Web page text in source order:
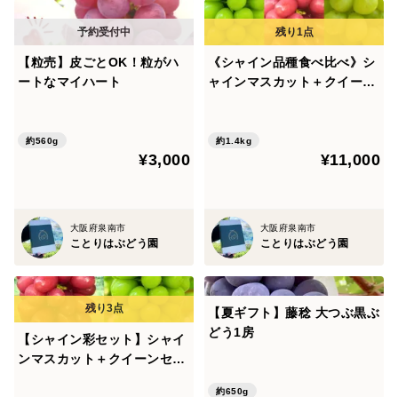
【粒売】皮ごとOK！粒がハ
ートなマイハート
約560g
¥3,000
大阪府泉南市
ことりはぶどう園
《シャイン品種食べ比べ》シ
ャインマスカット＋クイーン
約1.4kg
¥11,000
大阪府泉南市
ことりはぶどう園
【シャイン彩セット】シャイ
ンマスカット＋クイーンセブ
【夏ギフト】藤稔 大つぶ黒ぶ
どう1房
約650g